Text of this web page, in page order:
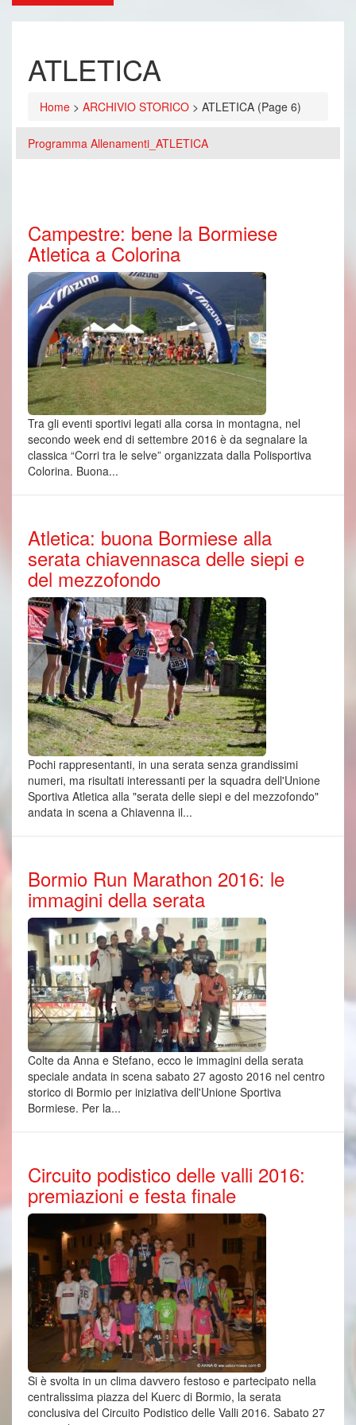
ATLETICA
Home > ARCHIVIO STORICO > ATLETICA (Page 6)
Programma Allenamenti_ATLETICA
Campestre: bene la Bormiese
Atletica a Colorina
Tra gli eventi sportivi legati alla corsa in montagna, nel
secondo week end di settembre 2016 è da segnalare la
classica “Corri tra le selve” organizzata dalla Polisportiva
Colorina. Buona...
Atletica: buona Bormiese alla
serata chiavennasca delle siepi e
del mezzofondo
Pochi rappresentanti, in una serata senza grandissimi
numeri, ma risultati interessanti per la squadra dell'Unione
Sportiva Atletica alla "serata delle siepi e del mezzofondo"
andata in scena a Chiavenna il...
Bormio Run Marathon 2016: le
immagini della serata
Colte da Anna e Stefano, ecco le immagini della serata
speciale andata in scena sabato 27 agosto 2016 nel centro
storico di Bormio per iniziativa dell'Unione Sportiva
Bormiese. Per la...
Circuito podistico delle valli 2016:
premiazioni e festa finale
Si è svolta in un clima davvero festoso e partecipato nella
centralissima piazza del Kuerc di Bormio, la serata
conclusiva del Circuito Podistico delle Valli 2016. Sabato 27